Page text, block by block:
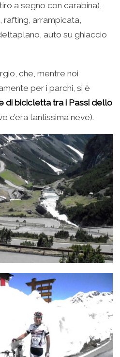
a segno con carabina),
arrampicata,
auto su ghiaccio
che, mentre noi
per i parchi, si è
di bicicletta tra i Passi dello
c’era tantissima neve).